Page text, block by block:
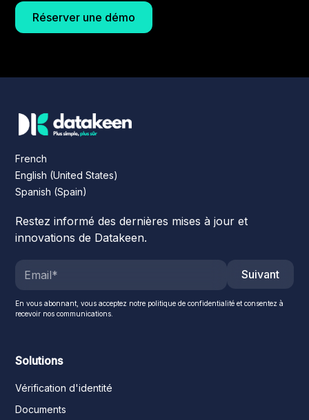
Réserver une démo
French
English (United States)
Spanish (Spain)
Restez informé des dernières mises à jour et
innovations de Datakeen.
Suivant
En vous abonnant, vous acceptez notre politique de confidentialité et consentez à
recevoir nos communications.
Solutions
Vérification d'identité
Documents